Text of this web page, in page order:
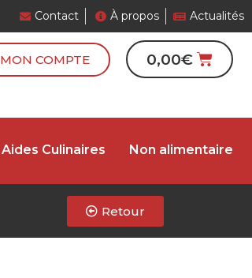
Contact À propos Actualités
MON COMPTE 0,00€
Aides Culinaires Non alimentaire
Retour